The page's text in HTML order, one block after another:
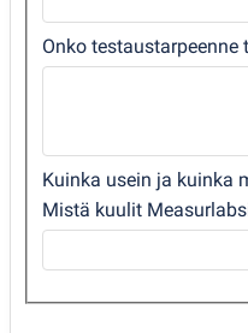
Onko testaustarpeenne
Kuinka usein ja kuinka
Mistä kuulit